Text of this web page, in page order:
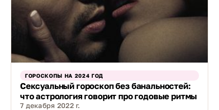
ГОРОСКОПЫ НА 2024 ГОД
Сексуальный гороскоп без банальностей:
что астрология говорит про годовые ритмы
7 декабря 2022 г.